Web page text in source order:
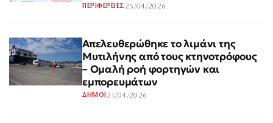
ΠΕΡΙΦΕΡΕΙΕΣ 23/04/2026
Απελευθερώθηκε το λιμάνι της
Μυτιλήνης από τους κτηνοτρόφους
– Ομαλή ροή φορτηγών και
εμπορευμάτων
ΔΗΜΟΙ21/04/2026